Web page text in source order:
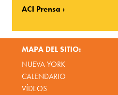
ACI Prensa
MAPA DEL SITIO:
NUEVA YORK
CALENDARIO
VÍDEOS